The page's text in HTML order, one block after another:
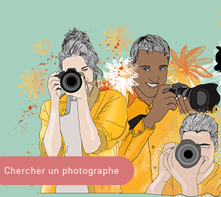
Chercher un photographe